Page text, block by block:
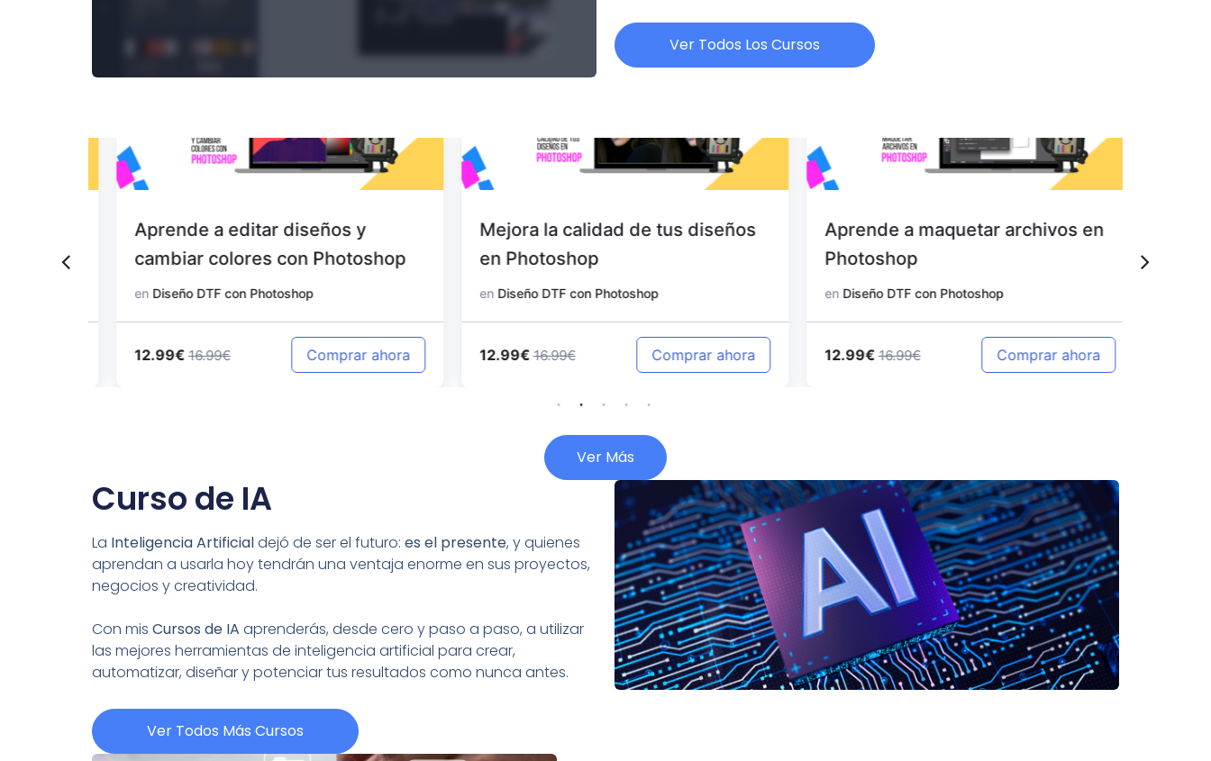
Ver Todos Los Cursos
Aprende a editar diseños y
cambiar colores con Photoshop
Diseño DTF con Photoshop
12.99€ 16.99€ Comprar ahora
Mejora la calidad de tus diseños
en Photoshop
Diseño DTF con Photoshop
12.99€ 16.99€ Comprar ahora
Aprende a maquetar archivos en
Photoshop
Diseño DTF con Photoshop
12.99€ 16.99€ Comprar ahora
Ver Más
Curso de IA
La Inteligencia Artificialdejó de ser el futuro: es el presente, y quienes
aprendan a usarla hoy tendrán una ventaja enorme en sus proyectos,
negocios y creatividad.
Con mis Cursos de IA aprenderás, desde cero y paso a paso, a utilizar
las mejores herramientas de inteligencia artificial para crear,
automatizar, diseñar y potenciar tus resultados como nunca antes.
Ver Todos Más Cursos